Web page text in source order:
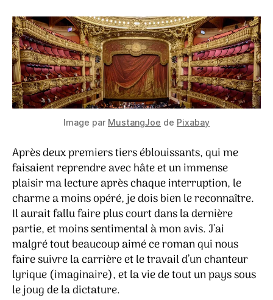
Image par MustangJoe de Pixabay
Après deux premiers tiers éblouissants, qui me
faisaient reprendre avec hâte et un immense
plaisir ma lecture après chaque interruption, le
charme a moins opéré, je dois bien le reconnaître.
Il aurait fallu faire plus court dans la dernière
partie, et moins sentimental à mon avis. J’ai
malgré tout beaucoup aimé ce roman qui nous
faire suivre la carrière et le travail d’un chanteur
lyrique (imaginaire), et la vie de tout un pays sous
le joug de la dictature.